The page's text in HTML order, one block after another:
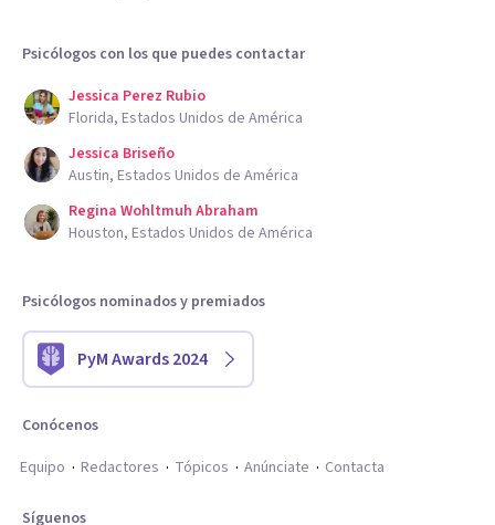
Psicólogos con los que puedes contactar
Jessica Perez Rubio
Florida, Estados Unidos de América
Jessica Briseño
Austin, Estados Unidos de América
Regina Wohltmuh Abraham
Houston, Estados Unidos de América
Psicólogos nominados y premiados
PyM Awards 2024
Conócenos
Equipo
Redactores Tópicos Anúnciate Contacta
Síguenos